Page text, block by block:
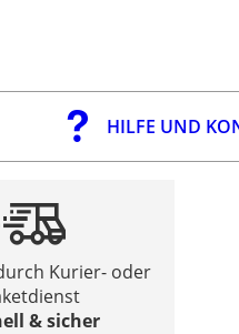
HILFE UND
Kurier- oder
& sicher